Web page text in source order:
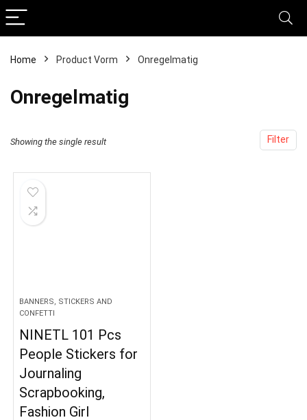
Home Product Vorm ‎Onregelmatig
‎Onregelmatig
Filter
Showing the single result
BANNERS, STICKERS AND
CONFETTI
NINETL 101 Pcs
People Stickers for
Journaling
Scrapbooking,
Fashion Girl